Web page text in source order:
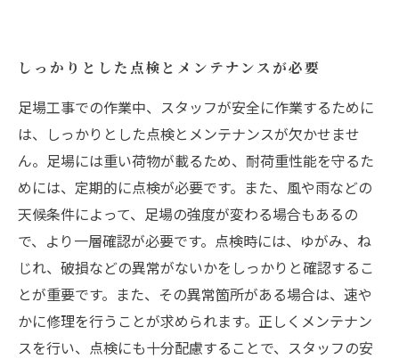
しっかりとした点検とメンテナンスが必要
足場工事での作業中、スタッフが安全に作業するために
は、しっかりとした点検とメンテナンスが欠かせませ
ん。足場には重い荷物が載るため、耐荷重性能を守るた
めには、定期的に点検が必要です。また、風や雨などの
天候条件によって、足場の強度が変わる場合もあるの
で、より一層確認が必要です。点検時には、ゆがみ、ね
じれ、破損などの異常がないかをしっかりと確認するこ
とが重要です。また、その異常箇所がある場合は、速や
かに修理を行うことが求められます。正しくメンテナン
スを行い、点検にも十分配慮することで、スタッフの安